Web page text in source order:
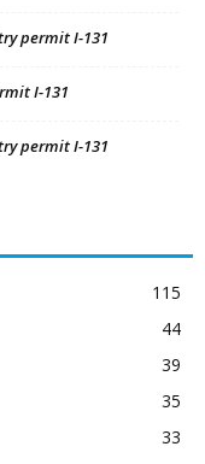
permit I-131
I-131
permit I-131
115
44
39
35
33